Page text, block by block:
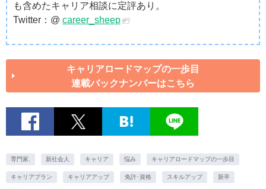
も含めたキャリア相談に定評あり。
Twitter：@ career_sheep
キャリアロードマップの一歩目
連載バックナンバーはこちら
専門家. 新社会人 キャリア 悩み キャリアロードマップの一歩目
キャリアプラン キャリアアップ 免許･資格 スキルアップ 新卒